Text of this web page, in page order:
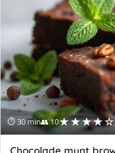
⏱ 30 min👥 10★★★★☆
Chocolade munt